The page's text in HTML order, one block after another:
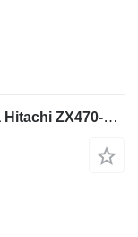
IHI 8983698700 turbocompresor para Hitachi ZX470-5 excavadora